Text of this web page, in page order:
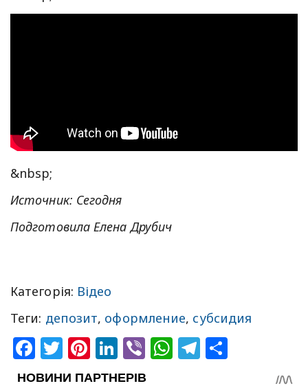
&nbsp;
Источник: Сегодня
Подготовила Елена Друбич
Категорія: Відео
Теги: депозит, оформление, субсидия
Facebook
Twitter
Pinterest
LinkedIn
ViberWhatsApp
Telegram